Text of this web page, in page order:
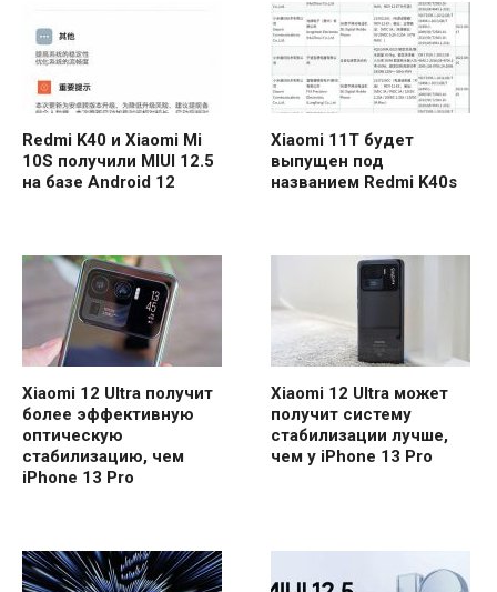
Redmi K40 и Xiaomi Mi
10S получили MIUI 12.5
на базе Android 12
Xiaomi 11T будет
выпущен под
названием Redmi K40s
Xiaomi 12 Ultra получит
более эффективную
оптическую
стабилизацию, чем
iPhone 13 Pro
Xiaomi 12 Ultra может
получит систему
стабилизации лучше,
чем у iPhone 13 Pro